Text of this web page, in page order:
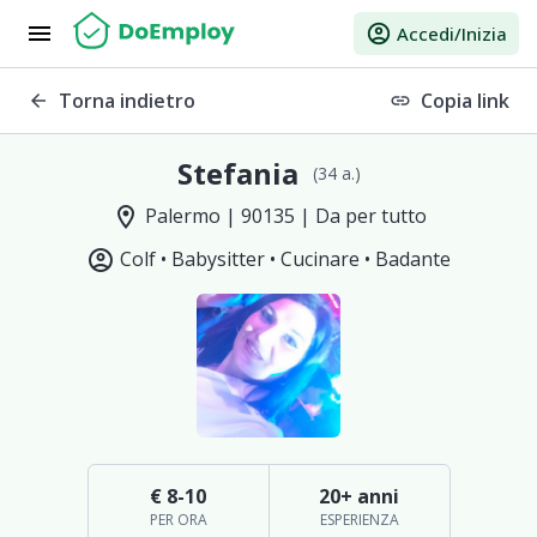
menu account_circle Accedi/Inizia
arrow_back Torna indietro link Copia link
Stefania (34 a.)
location_on Palermo | 90135 | Da per tutto
account_circle Colf • Babysitter • Cucinare • Badante
€ 8-10
PER ORA
20+ anni
ESPERIENZA